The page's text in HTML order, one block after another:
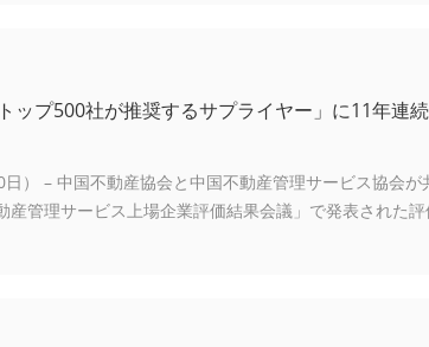
ップ500社が推奨するサプライヤー」に11年連
） – 中国不動産協会と中国不動産管理サービス協会が
産管理サービス上場企業評価結果会議」で発表された評